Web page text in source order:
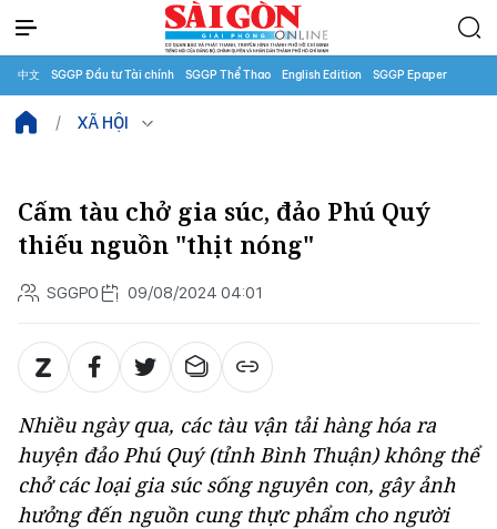
中文 SGGP Đầu tư Tài chính SGGP Thể Thao English Edition SGGP Epaper
XÃ HỘI
Cấm tàu chở gia súc, đảo Phú Quý
thiếu nguồn "thịt nóng"
SGGPO 09/08/2024 04:01
Nhiều ngày qua, các tàu vận tải hàng hóa ra
huyện đảo Phú Quý (tỉnh Bình Thuận) không thể
chở các loại gia súc sống nguyên con, gây ảnh
hưởng đến nguồn cung thực phẩm cho người